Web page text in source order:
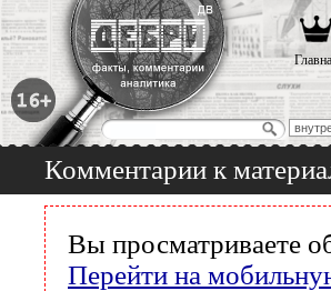
Комментарии к
Вы просматриваете
Перейти на